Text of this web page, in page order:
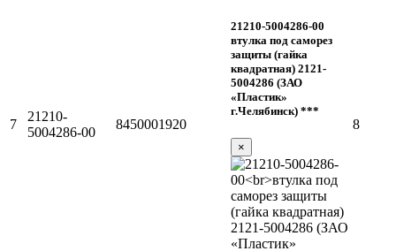
7
21210-
5004286-00
8450001920
21210-5004286-00
втулка под саморез
защиты (гайка
квадратная) 2121-
5004286 (ЗАО
«Пластик»
г.Челябинск) ***
×
8